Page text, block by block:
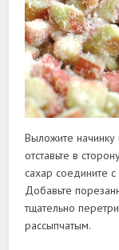
Выложите
отставьте в
сахар соедините
Добавьте
тщательно
рассыпчатым.